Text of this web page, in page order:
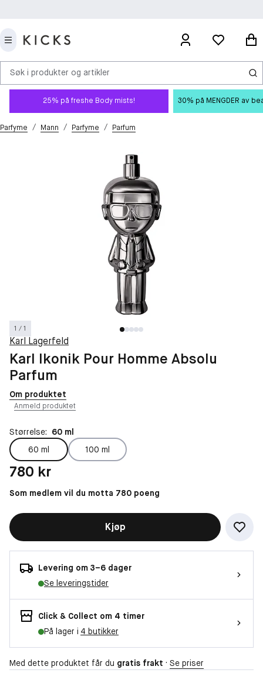
Søk i produkter og artikler
25% på freshe Body mists! 30% på MENGDER av
Parfyme / Mann / Parfyme / Parfum
1 / 1
Karl Lagerfeld
Karl Ikonik Pour Homme Absolu
Parfum
Om produktet
Anmeld produktet
Størrelse: 60 ml
60 ml
100 ml
Pris: 780 kr
780 kr
Som medlem vil du motta 780 poeng
Kjøp
Levering om 3–6 dager
Se leveringstider
Click & Collect om 4 timer
På lager i 4 butikker
Med dette produktet får du gratis frakt · Se priser